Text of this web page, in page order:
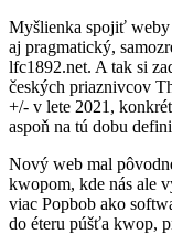
Myšlienka spojiť weby
aj pragmatický,
lfc1892.net. A tak si
českých priaznivcov
+/- v lete 2021,
aspoň na tú dobu
Nový web mal
kwopom, kde nás ale
viac Popbob ako
do éteru púšťa kwop,